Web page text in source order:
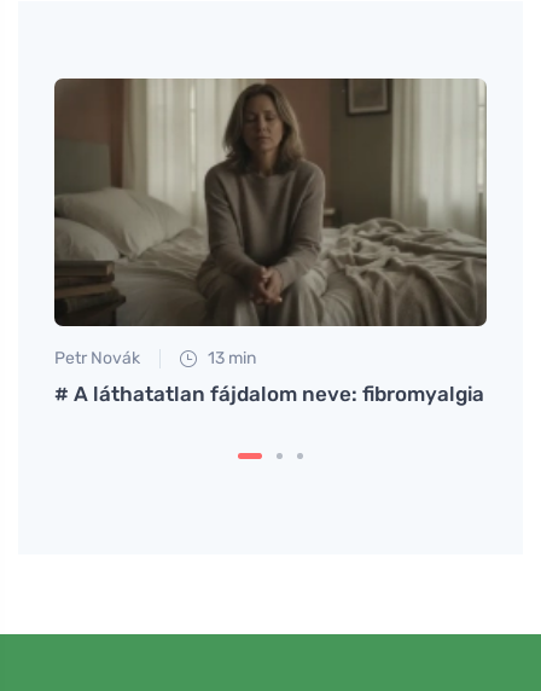
Petr Novák 13 min
# A láthatatlan fájdalom neve: fibromyalgia